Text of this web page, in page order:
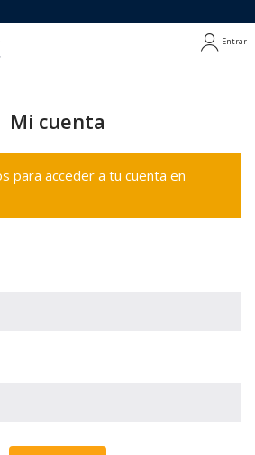
Entrar
Mi cuenta
para acceder a tu cuenta en